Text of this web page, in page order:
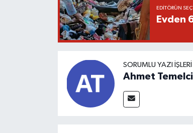
EDITÖRÜN
Evden
SORUMLU YAZI
Ahmet Temelci